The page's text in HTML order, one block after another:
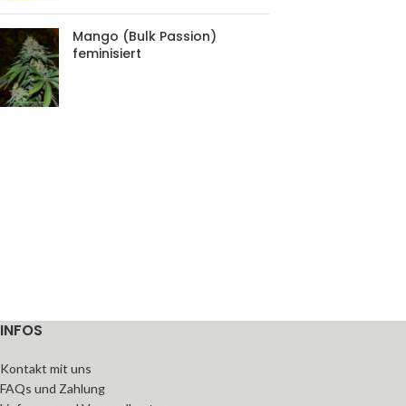
Mango (Bulk Passion)
feminisiert
INFOS
Kontakt mit uns
FAQs und Zahlung